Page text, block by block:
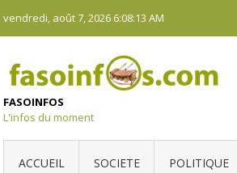
vendredi, août 7, 2026 6:08:14 AM
FASOINFOS
L'infos du moment
ACCUEIL SOCIETE POLITIQUE